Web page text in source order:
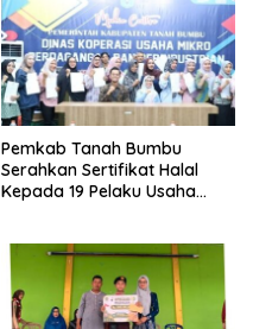
Pemkab Tanah Bumbu
Serahkan Sertifikat Halal
Kepada 19 Pelaku Usaha